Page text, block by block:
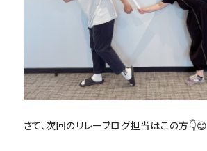
さて、次回のリレーブログ担当はこの方👇😊